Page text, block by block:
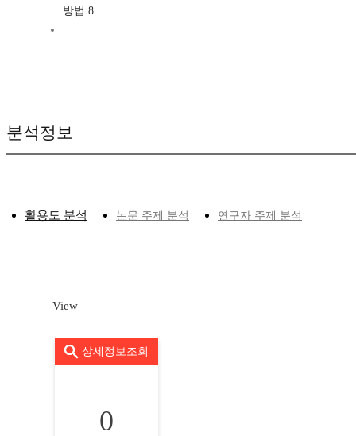
방법 8
분석정보
활용도 분석 논문 주제 분석 연구자 주제 분석
View
상세정보조회
0